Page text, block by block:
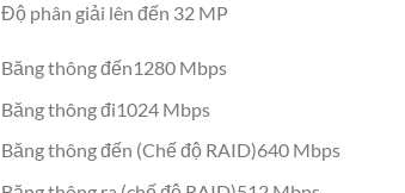
Độ phân giải lên đến 32 MP
Băng thông đến1280 Mbps
Băng thông đi1024 Mbps
Băng thông đến (Chế độ RAID)640 Mbps